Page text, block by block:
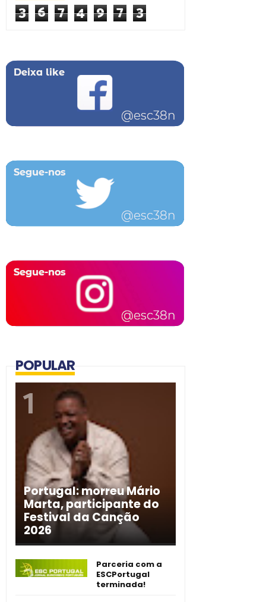
3 6 7 4 9 7 3
POPULAR
Portugal: morreu Mário
Marta, participante do
Festival da Canção
2026
Parceria com a
ESCPortugal
terminada!